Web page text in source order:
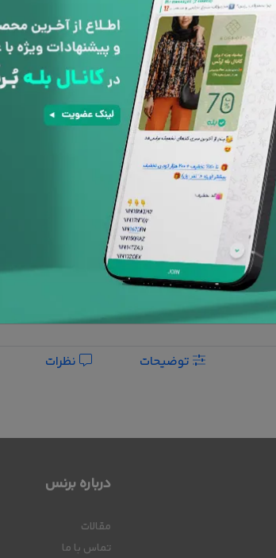
به دلیل سفارشی
با توجه به تفاوت
است رنگ محصولات در تصویر تا 10 درصد
افزودن به علاقه مندی
درباره برنس
مقالات
تماس با ما